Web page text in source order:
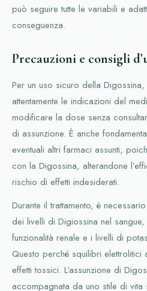
può seguire tutte le variabili e
conseguenza.
Precauzioni e consigli
Per un uso sicuro della
attentamente le indicazioni del
modificare la dose senza
di assunzione. È anche
eventuali altri farmaci assunti,
con la Digossina, alterandone
rischio di effetti indesiderati.
Durante il trattamento, è
dei livelli di Digiossina nel
funzionalità renale e i livelli di
Questo perché squilibri elettrolitici
effetti tossici. L’assunzione di
accompagnata da uno stile di